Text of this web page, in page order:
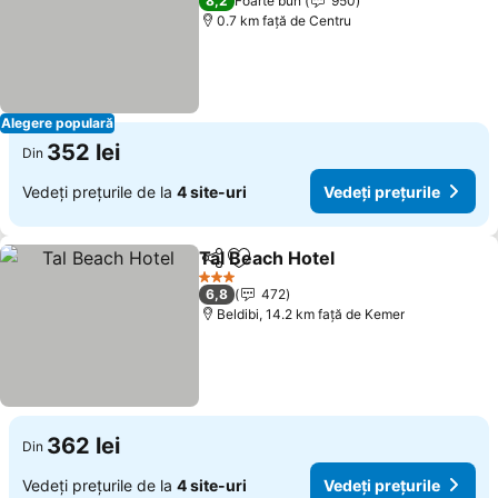
Alegere populară
0.7 km faţă de Centru
Din 352 lei
Vedeți prețurile de la 4 site-uri Vedeți prețurile
DistribuițiAdăugaţi la favorite
Tal Beach Hotel
3 Stele
6,8
472
Beldibi, 14.2 km faţă de Kemer
Din 362 lei
Vedeți prețurile de la 4 site-uri Vedeți prețurile